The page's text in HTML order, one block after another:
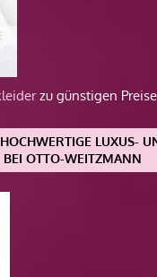
zu günstigen
LUXUS-
OTTO-WEITZMANN